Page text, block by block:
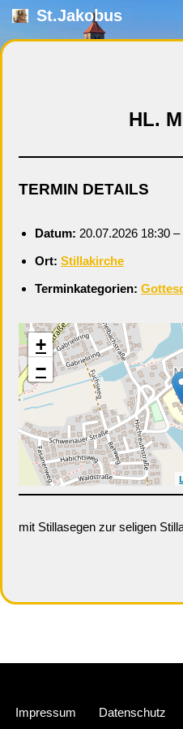
Zum
St.Jakobus
HL.
TERMIN DETAILS
Datum: 20.07.2026 18:30 –
Ort: Stillakirche
Terminkategorien:
+
−
mit Stillasegen zur seligen
Impressum Datenschutz